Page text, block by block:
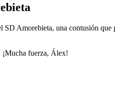
Amorebieta, una contusión
¡Mucha fuerza, Álex!